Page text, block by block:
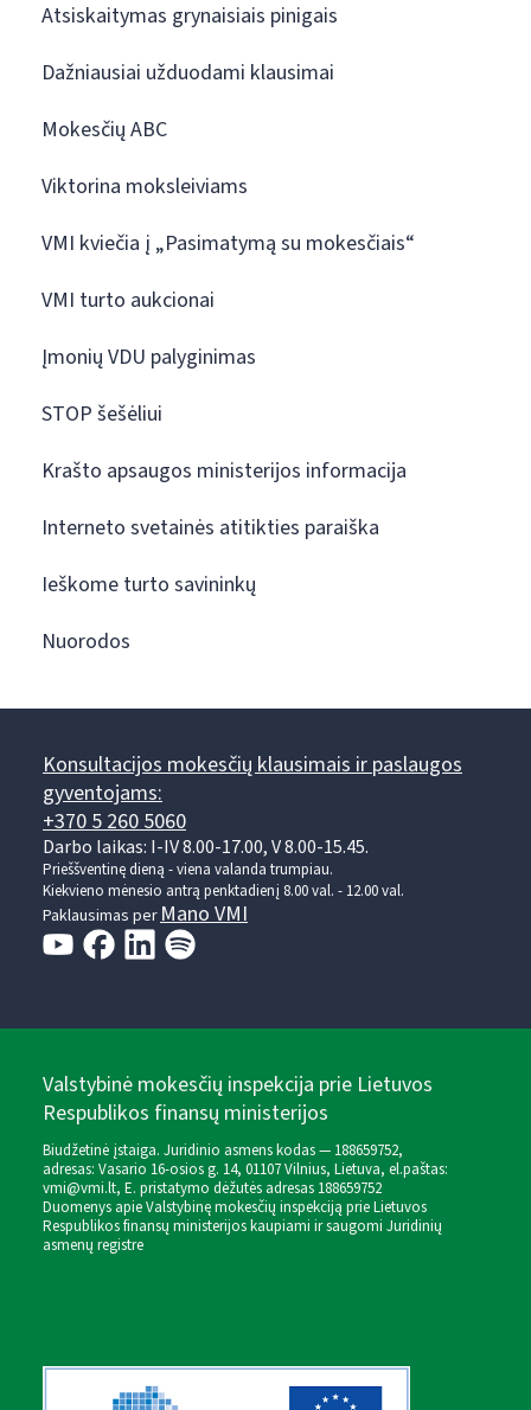
Atsiskaitymas grynaisiais pinigais
Dažniausiai užduodami klausimai
Mokesčių ABC
Viktorina moksleiviams
VMI kviečia į „Pasimatymą su mokesčiais“
VMI turto aukcionai
Įmonių VDU palyginimas
STOP šešėliui
Krašto apsaugos ministerijos informacija
Interneto svetainės atitikties paraiška
Ieškome turto savininkų
Nuorodos
Konsultacijos mokesčių klausimais ir paslaugos
gyventojams:
+370 5 260 5060
Darbo laikas: I-IV 8.00-17.00, V 8.00-15.45.
Prieššventinę dieną - viena valanda trumpiau.
Kiekvieno mėnesio antrą penktadienį 8.00 val. - 12.00 val.
Paklausimas perMano VMI
Valstybinė mokesčių inspekcija prie Lietuvos
Respublikos finansų ministerijos
Biudžetinė įstaiga. Juridinio asmens kodas — 188659752,
adresas: Vasario 16-osios g. 14, 01107 Vilnius, Lietuva, el.paštas:
vmi@vmi.lt, E. pristatymo dėžutės adresas 188659752
Duomenys apie Valstybinę mokesčių inspekciją prie Lietuvos
Respublikos finansų ministerijos kaupiami ir saugomi Juridinių
asmenų registre